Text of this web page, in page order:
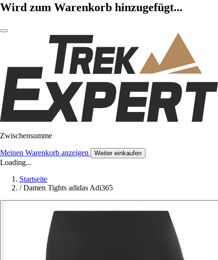
Wird zum Warenkorb hinzugefügt...
Zwischensumme
Meinen Warenkorb anzeigen Weiter einkaufen
Loading...
Startseite
/ Damen Tights adidas Adi365